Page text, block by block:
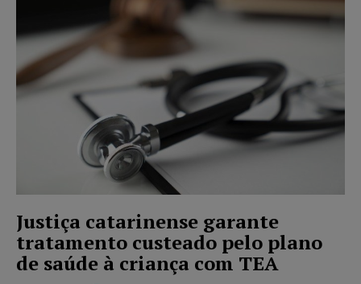
Justiça catarinense garante
tratamento custeado pelo plano
de saúde à criança com TEA